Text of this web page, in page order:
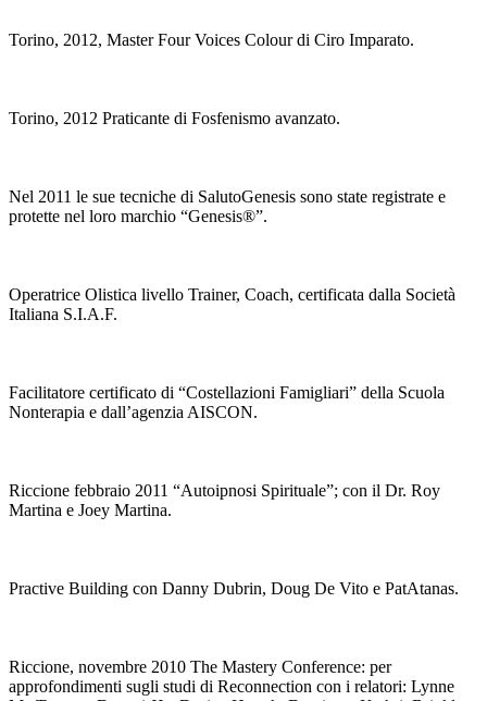
Torino, 2012, Master Four Voices Colour di Ciro Imparato.
Torino, 2012 Praticante di Fosfenismo avanzato.
Nel 2011 le sue tecniche di SalutoGenesis sono state registrate e
protette nel loro marchio “Genesis®”.
Operatrice Olistica livello Trainer, Coach, certificata dalla Società
Italiana S.I.A.F.
Facilitatore certificato di “Costellazioni Famigliari” della Scuola
Nonterapia e dall’agenzia AISCON.
Riccione febbraio 2011 “Autoipnosi Spirituale”; con il Dr. Roy
Martina e Joey Martina.
Practive Building con Danny Dubrin, Doug De Vito e PatAtanas.
Riccione, novembre 2010 The Mastery Conference: per
approfondimenti sugli studi di Reconnection con i relatori: Lynne